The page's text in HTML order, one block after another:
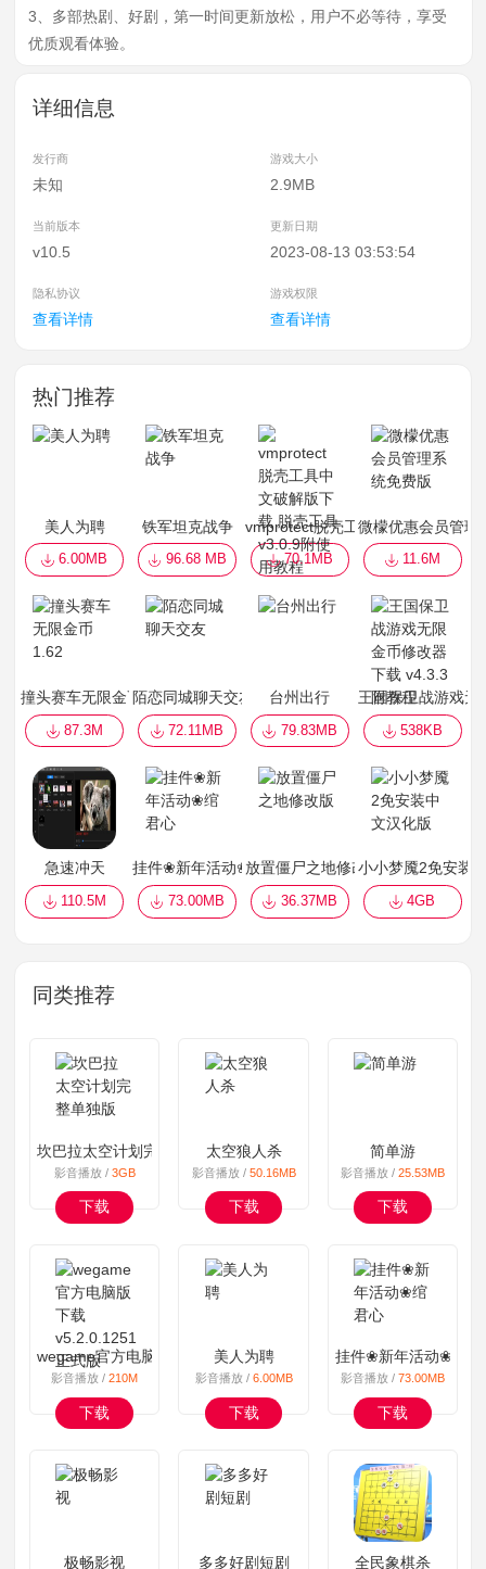
3、多部热剧、好剧，第一时间更新放松，用户不必等待，享受
优质观看体验。
详细信息
发行商 游戏大小
未知 2.9MB
当前版本 更新日期
v10.5 2023-08-13 03:53:54
隐私协议 游戏权限
查看详情 查看详情
热门推荐
美人为聘
6.00MB
铁军坦克战争
96.68 MB
vmprotect脱壳工具中文破解版下
70.1MB
微檬优惠会员管理
11.6M
撞头赛车无限金币1.62
87.3M
陌恋同城聊天交友
72.11MB
台州出行
79.83MB
王国保卫战游戏
538KB
急速冲天
110.5M
挂件❀新年活动❀绾君心
73.00MB
放置僵尸之地修改版
36.37MB
小小梦魇2免安装
4GB
同类推荐
坎巴拉太空计划完整单独版
影音播放 / 3GB
下载
太空狼人杀
影音播放 / 50.16MB
下载
简单游
影音播放 /25.53MB
下载
wegame官方电脑版下载 v5.2.0.1251正式版
影音播放 / 210M
下载
美人为聘
影音播放 / 6.00MB
下载
挂件❀新年活动❀绾君
影音播放 /73.00MB
下载
极畅影视 多多好剧短剧 全民象棋杀